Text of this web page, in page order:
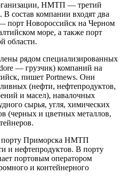
НМТП — третий
состав компании входят два
порт Новороссийск на Черном
море, а также порт
области.
рядом специализированных
— грузчик) компаний на
пишет Portnews. Они
(нефти, нефтепродуктов,
и масел), навалочных
сырья, угля, химических
(черных и цветных металлов,
порту Приморска НМТП
и нефтепродуктов. В порту
портовым оператором
и контейнерного